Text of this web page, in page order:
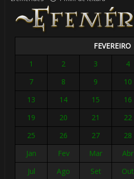
FEVEREIRO
1
2 3 4
7
8 9 10
13
14 15 16
19
20 21 22
25
26 27 28
Jan
Fev Mar Abr
Jul
Ago Set Out